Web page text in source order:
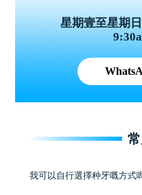
星期壹至星期
我可以自行選擇种牙嘅方式